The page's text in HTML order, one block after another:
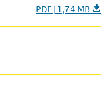
PDF | 1,74 MB